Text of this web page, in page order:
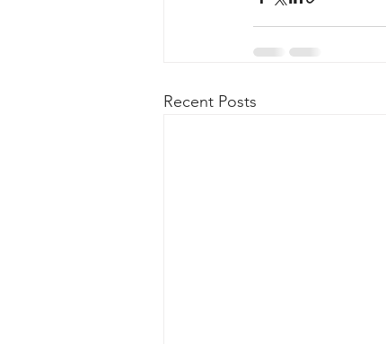
Recent Posts